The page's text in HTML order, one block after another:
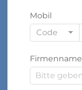
Mobil
Code
Firmenname